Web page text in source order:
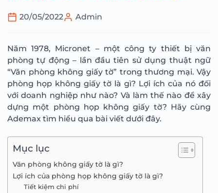
20/05/2022 Admin
Năm 1978, Micronet – một công ty thiết bị văn
phòng tự động – lần đầu tiên sử dụng thuật ngữ
“Văn phòng không giấy tờ” trong thương mại. Vậy
phòng họp không giấy tờ là gì? Lợi ích của nó đối
với doanh nghiệp như nào? Và làm thế nào để xây
dựng một phòng họp không giấy tờ? Hãy cùng
Ademax tìm hiểu qua bài viết dưới đây.
Mục lục
Văn phòng không giấy tờ là gì?
Lợi ích của phòng họp không giấy tờ là gì?
Tiết kiệm chi phí